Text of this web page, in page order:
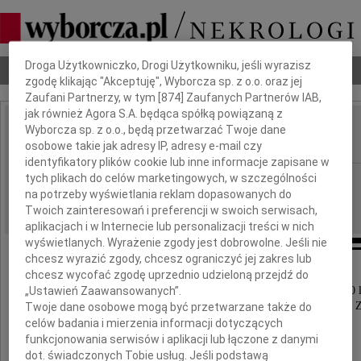
Nekrologi Odeszli Poradnik pogrzebowy
IMIĘ I NAZWISKO: Wojciech Radwan
REGION: Wrocław
DATA EMISJI: 21.10.2010
Z głębokim żalem zawiadamiamy,
że w dniu 18 października 2010 roku w wieku 60
zmarł nasz kochany Tato, Brat, Szwagier, Wujek i
Wojciech Radwan
Dbamy o Twoją prywatność
Droga Użytkowniczko, Drogi Użytkowniku, jeśli wyrazisz
zgodę klikając "Akceptuję", Wyborcza sp. z o.o. oraz jej
Zaufani Partnerzy, w tym [874 ] Zaufanych Partnerów IAB,
jak również Agora S.A. będąca spółką powiązaną z
Wyborcza sp. z o.o., będą przetwarzać Twoje dane
osobowe takie jak adresy IP, adresy e-mail czy
identyfikatory plików cookie lub inne informacje zapisane w
tych plikach do celów marketingowych, w szczególności
na potrzeby wyświetlania reklam dopasowanych do
Twoich zainteresowań i preferencji w swoich serwisach,
aplikacjach i w Internecie lub personalizacji treści w nich
wyświetlanych. Wyrażenie zgody jest dobrowolne. Jeśli nie
chcesz wyrazić zgody, chcesz ograniczyć jej zakres lub
chcesz wycofać zgodę uprzednio udzieloną przejdź do
„Ustawień Zaawansowanych”.
Twoje dane osobowe mogą być przetwarzane także do
celów badania i mierzenia informacji dotyczących
funkcjonowania serwisów i aplikacji lub łączone z danymi
dot. świadczonych Tobie usług. Jeśli podstawą